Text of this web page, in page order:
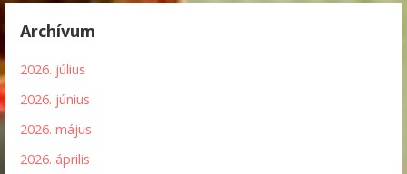
Archívum
2026. július
2026. június
2026. május
2026. április